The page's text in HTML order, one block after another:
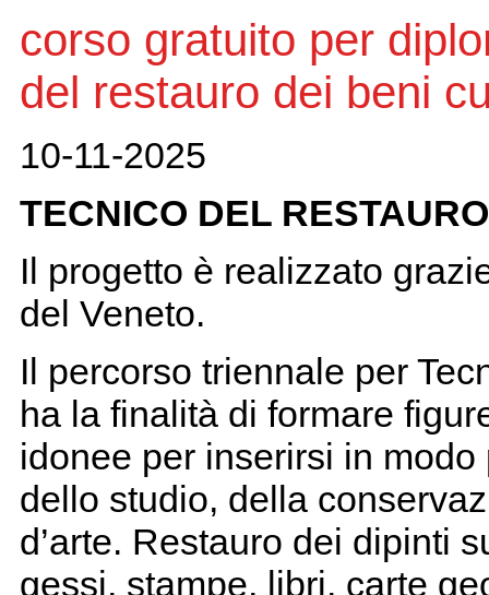
corso gratuito per
del restauro dei beni
10-11-2025
TECNICO DEL
Il progetto è realizzato
del Veneto.
Il percorso triennale per
ha la finalità di formare
idonee per inserirsi in
dello studio, della
d’arte. Restauro dei dipinti
gessi, stampe, libri, carte